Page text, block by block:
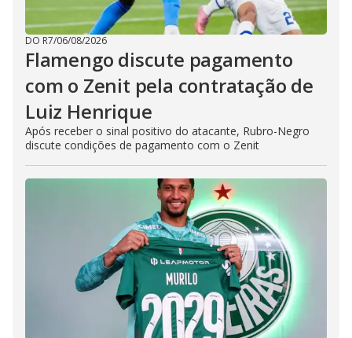
DO R7/06/08/2026
Flamengo discute pagamento
com o Zenit pela contratação de
Luiz Henrique
Após receber o sinal positivo do atacante, Rubro-Negro
discute condições de pagamento com o Zenit